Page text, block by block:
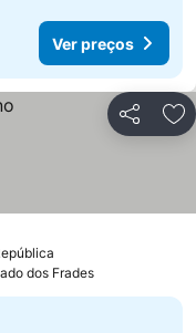
Ver preços
Partilhar
dos Frades